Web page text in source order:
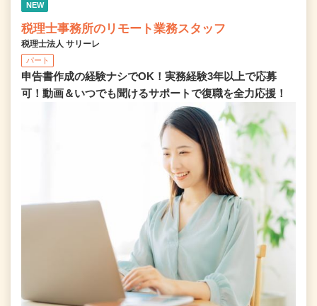
NEW
税理士事務所のリモート業務スタッフ
税理士法人 サリーレ
パート
申告書作成の経験ナシでOK！実務経験3年以上で応募
可！動画＆いつでも聞けるサポートで復職を全⼒応援！